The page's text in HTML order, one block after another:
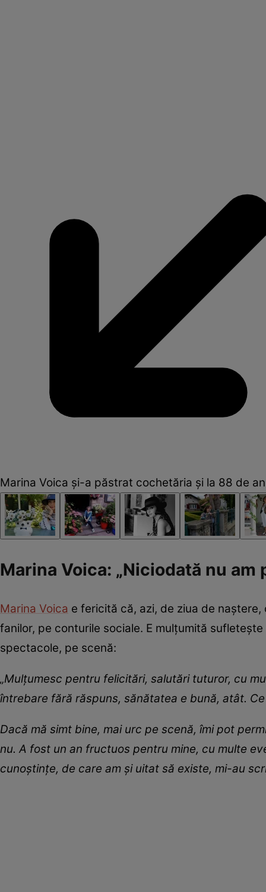
Marina Voica și-a păstrat cochetăria și la 88 de
Marina Voica: „Niciodată nu
Marina Voica e fericită că, azi, de ziua de
fanilor, pe conturile sociale. E mulțumită
spectacole, pe scenă:
„Mulțumesc pentru felicitări, salutări tuturor, cu
întrebare fără răspuns, sănătatea e bună, atât.
Dacă mă simt bine, mai urc pe scenă, îmi pot
nu. A fost un an fructuos pentru mine, cu multe
cunoștințe, de care am și uitat să existe, mi-au